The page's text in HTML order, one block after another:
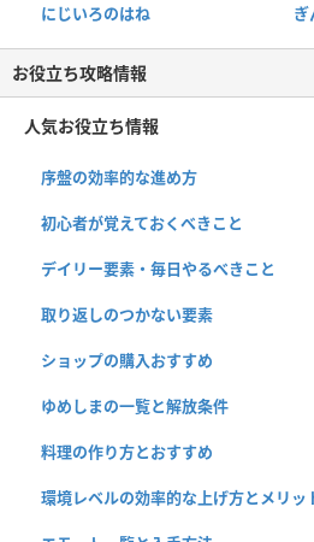
にじいろのはね ぎ
お役立ち攻略情報
人気お役立ち情報
序盤の効率的な進め方
初心者が覚えておくべきこと
デイリー要素・毎日やるべきこと
取り返しのつかない要素
ショップの購入おすすめ
ゆめしまの一覧と解放条件
料理の作り方とおすすめ
環境レベルの効率的な上げ方とメリッ